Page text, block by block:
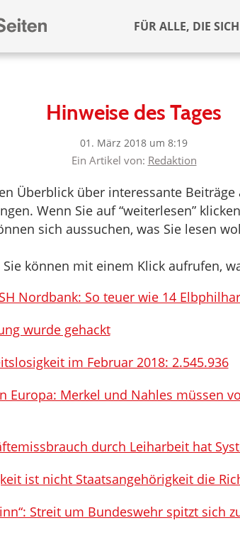
FÜR ALLE, DIE
Hinweise des Tages
01. März 2018 um 8:19
Ein Artikel von: Redaktion
Überblick über interessante
Wenn Sie auf “weiterlesen”
sich aussuchen, was Sie lesen
können mit einem Klick aufrufen,
Nordbank: So teuer wie 14
wurde gehackt
im Februar 2018: 2.545.936
Europa: Merkel und Nahles müssen
durch Leiharbeit hat
ist nicht Staatsangehörigkeit die
Streit um Bundeswehr spitzt sich